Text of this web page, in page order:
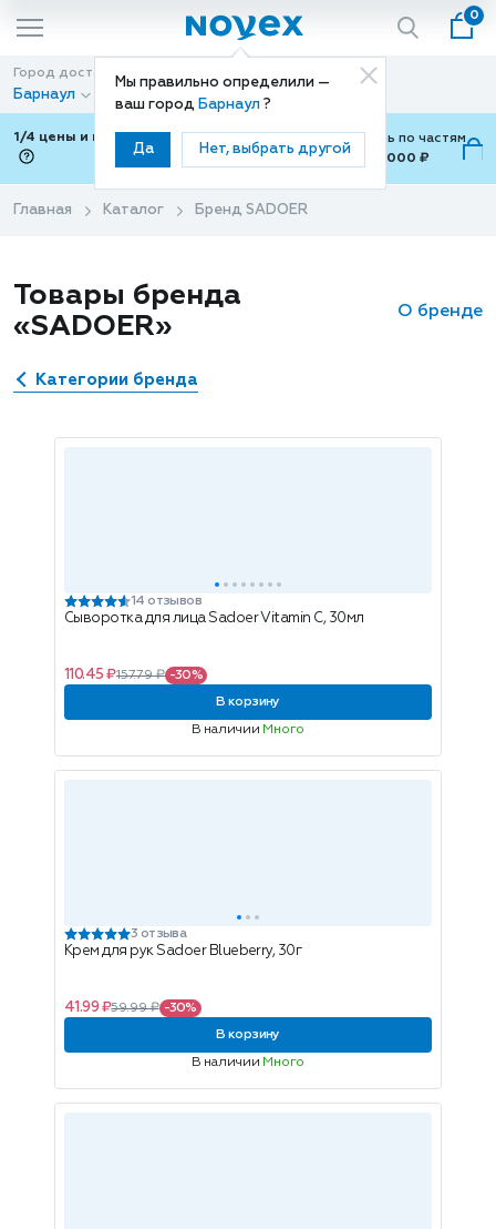
Мы правильно определили —
ваш город Барнаул ?
Да Нет, выбрать другой
0
Город доставки
Барнаул
Способ доставки
Доставка
1/4 цены и покупки ваши с Подели
Можно оплатить по частям
от 700 ₽ до 15,000 ₽
Главная Каталог Бренд SADOER
Товары бренда
«SADOER»
О бренде
Категории бренда
14 отзывов
Сыворотка для лица Sadoer Vitamin C, 30мл
110.45 ₽157.79 ₽ -30%
В корзину
В наличии Много
3 отзыва
Крем для рук Sadoer Blueberry, 30г
41.99 ₽59.99 ₽ -30%
В корзину
В наличии Много